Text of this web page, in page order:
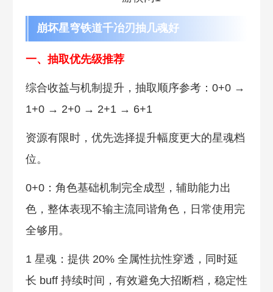
崩坏星穹铁道千冶刃抽几魂好
一、抽取优先级推荐
综合收益与机制提升，抽取顺序参考：0+0 →
1+0 → 2+0 → 2+1 → 6+1
资源有限时，优先选择提升幅度更大的星魂档
位。
0+0：角色基础机制完全成型，辅助能力出
色，整体表现不输主流同谐角色，日常使用完
全够用。
1 星魂：提供 20% 全属性抗性穿透，同时延
长 buff 持续时间，有效避免大招断档，稳定性